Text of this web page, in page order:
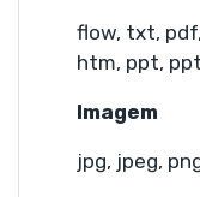
flow, txt,
htm, ppt,
Imagem
jpg, jpeg,